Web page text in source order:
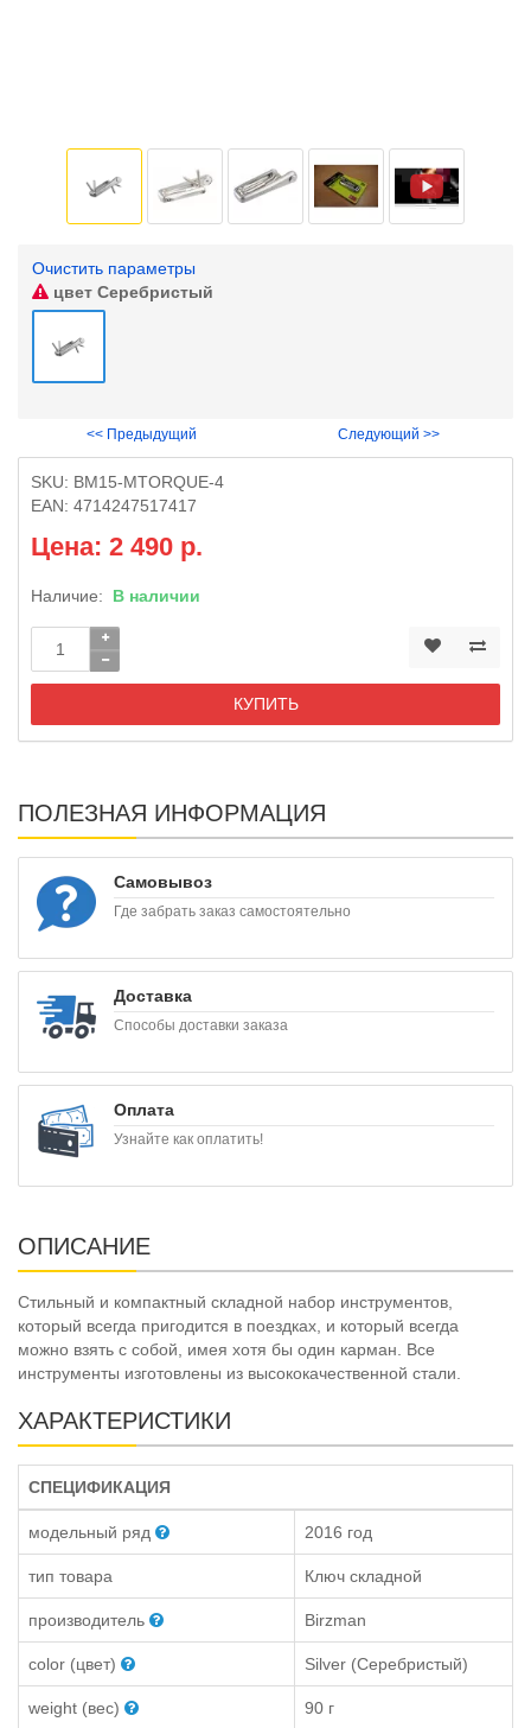
Очистить параметры
цвет Серебристый
<< Предыдущий Следующий >>
SKU: BM15-MTORQUE-4
EAN: 4714247517417
Цена: 2 490 р.
Наличие: В наличии
КУПИТЬ
ПОЛЕЗНАЯ ИНФОРМАЦИЯ
Самовывоз
Где забрать заказ самостоятельно
Доставка
Способы доставки заказа
Оплата
Узнайте как оплатить!
ОПИСАНИЕ
Стильный и компактный складной набор инструментов,
который всегда пригодится в поездках, и который всегда
можно взять с собой, имея хотя бы один карман. Все
инструменты изготовлены из высококачественной стали.
ХАРАКТЕРИСТИКИ
СПЕЦИФИКАЦИЯ
модельный ряд 2016 год
тип товара Ключ складной
производитель Birzman
color (цвет) Silver (Серебристый)
weight (вес) 90 г